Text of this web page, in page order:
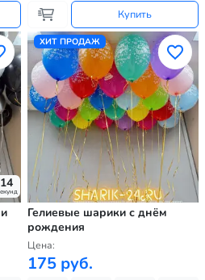
Купить
12
ХИТ ПРОДАЖ
Гелиевые шарики с днём
рождения
Цена:
175 руб.